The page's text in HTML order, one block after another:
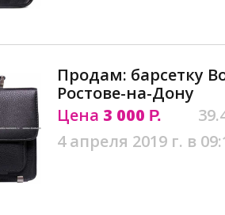
Продам: барсетку
Ростове-на-Дону
Цена 3 000 Р.
4 апреля 2019 г. в